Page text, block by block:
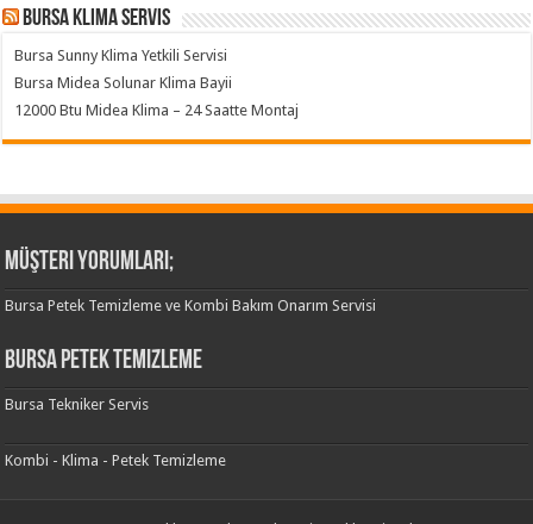
Bursa klima servis
Bursa Sunny Klima Yetkili Servisi
Bursa Midea Solunar Klima Bayii
12000 Btu Midea Klima – 24 Saatte Montaj
Müşteri Yorumları;
Bursa Petek Temizleme ve Kombi Bakım Onarım Servisi
Bursa Petek Temizleme
Bursa Tekniker Servis
Kombi - Klima - Petek Temizleme